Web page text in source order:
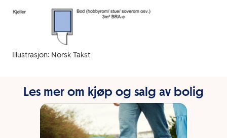
Illustrasjon: Norsk Takst
Les mer om kjøp og salg av bolig